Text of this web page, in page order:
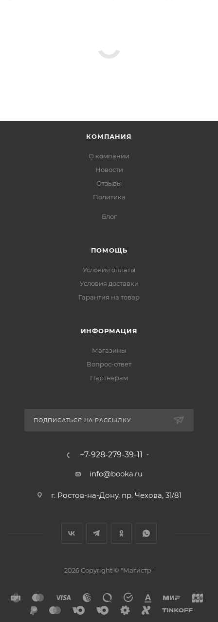
КОМПАНИЯ
О компании
Новости
Отзывы
Политика
Блог
ПОМОЩЬ
Условия оплаты
Условия доставки
Гарантия на товар
ИНФОРМАЦИЯ
Магазины
Вопрос-ответ
Партнёрам
ПОДПИСАТЬСЯ НА РАССЫЛКУ
+7-928-279-39-11
info@booka.ru
г. Ростов-на-Дону, пр. Чехова, 31/81
2026 Copyright © "Магистр"